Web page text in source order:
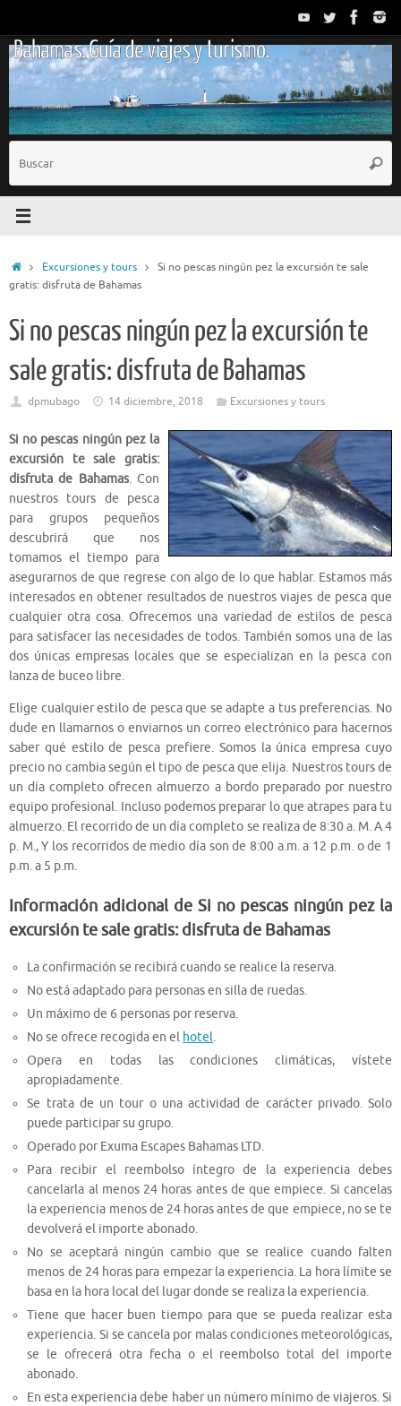
contenido
Bahamas. Guía de viajes y turismo.
InicioExcursiones y tours
Si no pescas ningún pez la excursión te sale
gratis: disfruta de Bahamas
Si no pescas ningún pez la excursión te
sale gratis: disfruta de Bahamas
dpmubago 14 diciembre, 2018 Excursiones y tours
Si no pescas ningún pez la
excursión te sale gratis:
disfruta de Bahamas. Con
nuestros tours de pesca
para grupos pequeños
descubrirá que nos
tomamos el tiempo para
asegurarnos de que regrese con algo de lo que hablar. Estamos más
interesados ​​en obtener resultados de nuestros viajes de pesca que
cualquier otra cosa. Ofrecemos una variedad de estilos de pesca
para satisfacer las necesidades de todos. También somos una de las
dos únicas empresas locales que se especializan en la pesca con
lanza de buceo libre.
Elige cualquier estilo de pesca que se adapte a tus preferencias. No
dude en llamarnos o enviarnos un correo electrónico para hacernos
saber qué estilo de pesca prefiere. Somos la única empresa cuyo
precio no cambia según el tipo de pesca que elija. Nuestros tours de
un día completo ofrecen almuerzo a bordo preparado por nuestro
equipo profesional. Incluso podemos preparar lo que atrapes para tu
almuerzo. El recorrido de un día completo se realiza de 8:30 a. M. A 4
p. M., Y los recorridos de medio día son de 8:00 a.m. a 12 p.m. o de 1
p.m. a 5 p.m.
Información adicional de Si no pescas ningún pez la
excursión te sale gratis: disfruta de Bahamas
La confirmación se recibirá cuando se realice la reserva.
No está adaptado para personas en silla de ruedas.
Un máximo de 6 personas por reserva.
No se ofrece recogida en el hotel.
Opera en todas las condiciones climáticas, vístete
apropiadamente.
Se trata de un tour o una actividad de carácter privado. Solo
puede participar su grupo.
Operado por Exuma Escapes Bahamas LTD.
Para recibir el reembolso íntegro de la experiencia debes
cancelarla al menos 24 horas antes de que empiece. Si cancelas
la experiencia menos de 24 horas antes de que empiece, no se te
devolverá el importe abonado.
No se aceptará ningún cambio que se realice cuando falten
menos de 24 horas para empezar la experiencia. La hora límite se
basa en la hora local del lugar donde se realiza la experiencia.
Tiene que hacer buen tiempo para que se pueda realizar esta
experiencia. Si se cancela por malas condiciones meteorológicas,
se le ofrecerá otra fecha o el reembolso total del importe
abonado.
En esta experiencia debe haber un número mínimo de viajeros. Si